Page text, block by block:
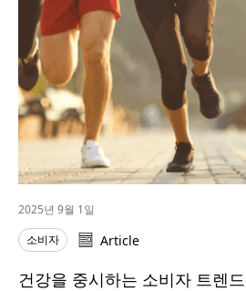
2025년 9월 1일
소비자
Article
건강을 중시하는 소비자 트렌